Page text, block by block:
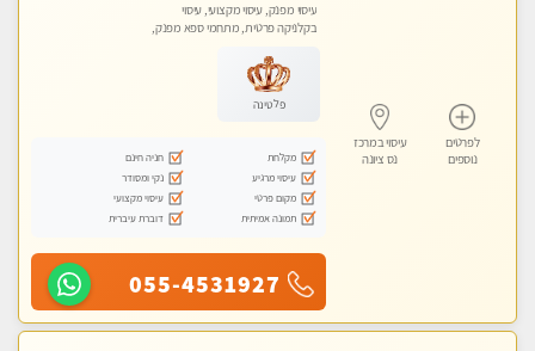
לפרטים
נוספים
עיסוי במרכז
נס ציונה
עיסוי מפנק, עיסוי מקצועי, עיסוי
בקלניקה פרטית, מתחמי ספא מפנק,
פלטינה
מקלחת
חניה חינם
עיסוי מרגיע
נקי ומסודר
מקום פרטי
עיסוי מקצועי
תמונה אמיתית
דוברת עיברית
055-4531927